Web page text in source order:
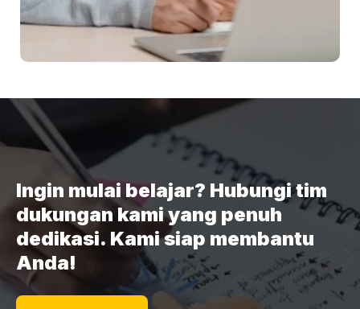
Ingin mulai belajar? Hubungi tim
dukungan kami yang penuh
dedikasi. Kami siap membantu
Anda!